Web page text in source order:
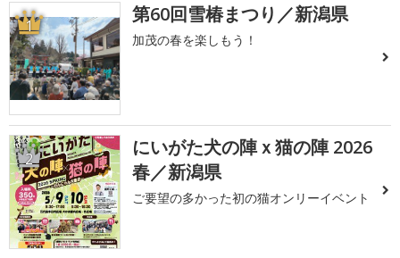
1 第60回雪椿まつり／新潟県
加茂の春を楽しもう！
2
にいがた犬の陣ｘ猫の陣 2026
春／新潟県
ご要望の多かった初の猫オンリーイベント